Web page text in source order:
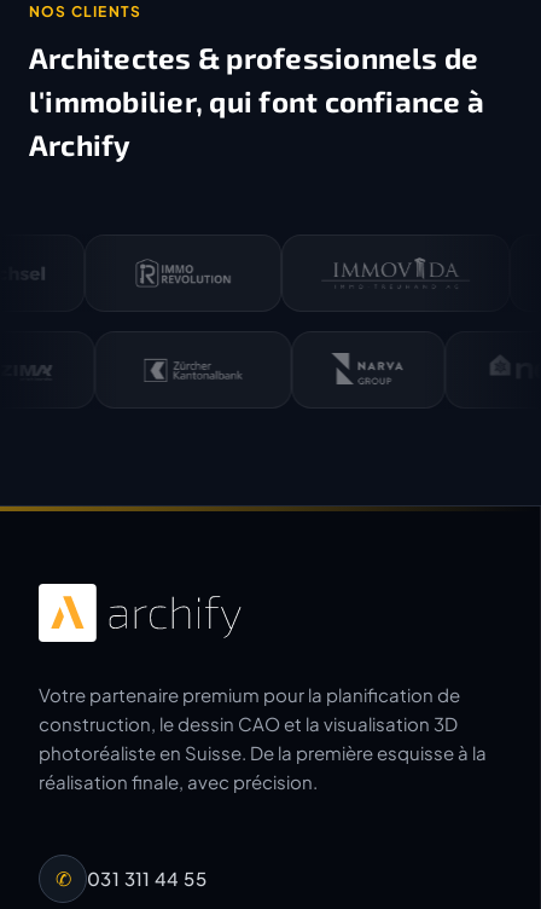
NOS CLIENTS
Architectes & professionnels de
l'immobilier, qui font confiance à
Archify
Votre partenaire premium pour la planification de
construction, le dessin CAO et la visualisation 3D
photoréaliste en Suisse. De la première esquisse à la
réalisation finale, avec précision.
✆ 031 311 44 55